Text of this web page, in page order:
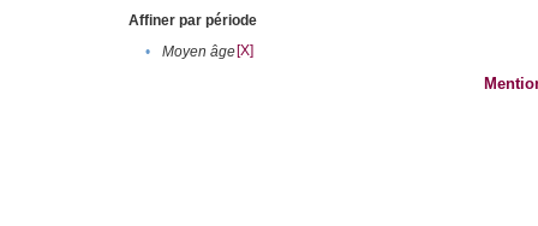
Affiner par période
•
Moyen âge[X]